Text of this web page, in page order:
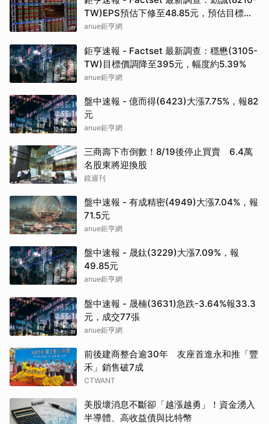
TW)EPS預估下修至48.85元，預估目標價
為1600元
anue鉅亨網
鉅亨速報 - Factset 最新調查：穩懋(3105-
TW)目標價調降至395元，幅度約5.39%
anue鉅亨網
盤中速報 - 億而得(6423)大漲7.75%，報82
元
anue鉅亨網
三商壽下市倒數！8/19後停止買賣 6.4萬
名股東將迎換股
鏡週刊
盤中速報 - 有成精密(4949)大漲7.04%，報
71.5元
anue鉅亨網
盤中速報 - 晟鈦(3229)大漲7.09%，報
49.85元
anue鉅亨網
盤中速報 - 晟楠(3631)急跌-3.64%報33.3
元，成交77張
anue鉅亨網
前後建商整合逾30年 友座首進永和推「豐
禾」銷售破7成
CTWANT
美股壞消息不斷卻「越漲越勇」！資金湧入
半導體、高收益債與比特幣